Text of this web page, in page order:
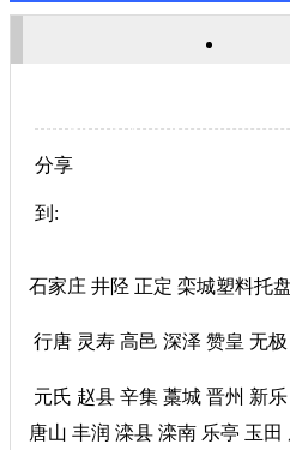
关
分享
到:
石家庄 井陉 正定 栾城塑料托
行唐 灵寿 高邑 深泽 赞皇 无
元氏 赵县 辛集 藁城 晋州 新
唐山 丰润 滦县 滦南 乐亭 玉